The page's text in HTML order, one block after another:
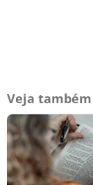
Veja também